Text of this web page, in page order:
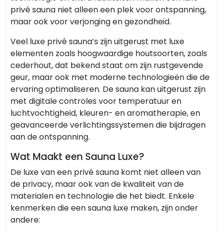
privé sauna niet alleen een plek voor ontspanning,
maar ook voor verjonging en gezondheid.
Veel luxe privé sauna’s zijn uitgerust met luxe
elementen zoals hoogwaardige houtsoorten, zoals
cederhout, dat bekend staat om zijn rustgevende
geur, maar ook met moderne technologieën die de
ervaring optimaliseren. De sauna kan uitgerust zijn
met digitale controles voor temperatuur en
luchtvochtigheid, kleuren- en aromatherapie, en
geavanceerde verlichtingssystemen die bijdragen
aan de ontspanning.
Wat Maakt een Sauna Luxe?
De luxe van een privé sauna komt niet alleen van
de privacy, maar ook van de kwaliteit van de
materialen en technologie die het biedt. Enkele
kenmerken die een sauna luxe maken, zijn onder
andere: